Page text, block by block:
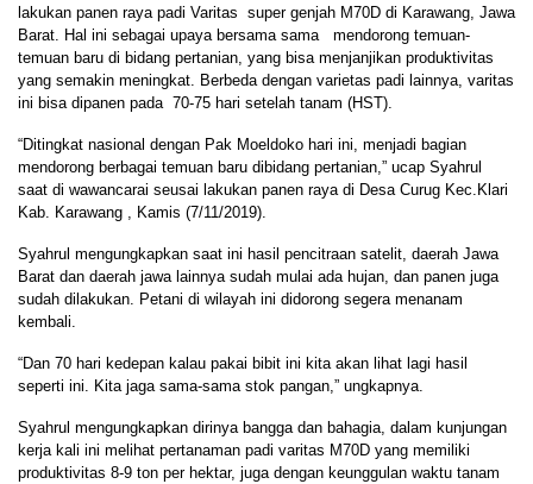
lakukan panen raya padi Varitas super genjah M70D di Karawang, Jawa
Barat. Hal ini sebagai upaya bersama sama mendorong temuan-
temuan baru di bidang pertanian, yang bisa menjanjikan produktivitas
yang semakin meningkat. Berbeda dengan varietas padi lainnya, varitas
ini bisa dipanen pada 70-75 hari setelah tanam (HST).
“Ditingkat nasional dengan Pak Moeldoko hari ini, menjadi bagian
mendorong berbagai temuan baru dibidang pertanian,” ucap Syahrul
saat di wawancarai seusai lakukan panen raya di Desa Curug Kec.Klari
Kab. Karawang , Kamis (7/11/2019).
Syahrul mengungkapkan saat ini hasil pencitraan satelit, daerah Jawa
Barat dan daerah jawa lainnya sudah mulai ada hujan, dan panen juga
sudah dilakukan. Petani di wilayah ini didorong segera menanam
kembali.
“Dan 70 hari kedepan kalau pakai bibit ini kita akan lihat lagi hasil
seperti ini. Kita jaga sama-sama stok pangan,” ungkapnya.
Syahrul mengungkapkan dirinya bangga dan bahagia, dalam kunjungan
kerja kali ini melihat pertanaman padi varitas M70D yang memiliki
produktivitas 8-9 ton per hektar, juga dengan keunggulan waktu tanam